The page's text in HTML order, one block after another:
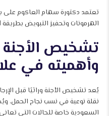
تعتمد دكتورة سهام العاكوم على
الهرمونات وتحفيز التبويض
تشخيص الأجنة
وأهميته في
يُعد تشخيص الأجنة وراثيًا قبل
نقلة نوعية في نسب نجاح
السعودية خاصة للحالات التي